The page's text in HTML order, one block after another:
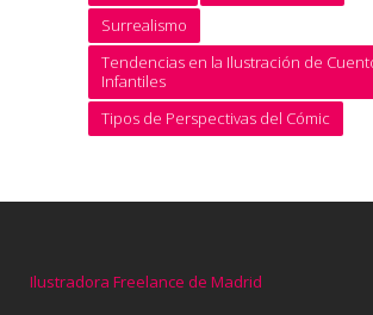
Surrealismo
Tendencias en la Ilustración de
Infantiles
Tipos de Perspectivas del Cómic
Ilustradora Freelance de Madrid